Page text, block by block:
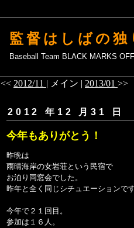
監督はしばの独
Baseball Team BLACK MARKS
<< 2012/11 | メイン | 2013/01 >>
2012 年12 月31 日
今年もありがとう！
昨晩は
雨晴海岸の女岩荘という民宿で
お泊り同窓会でした。
昨年と全く同じシチュエーションです
今年で２１回目。
参加は１６人。